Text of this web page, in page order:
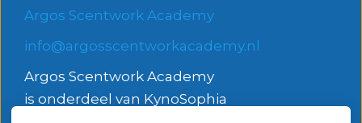
Argos Scentwork Academy
info@argosscentworkacademy.nl
Argos Scentwork Academy
is onderdeel van KynoSophia